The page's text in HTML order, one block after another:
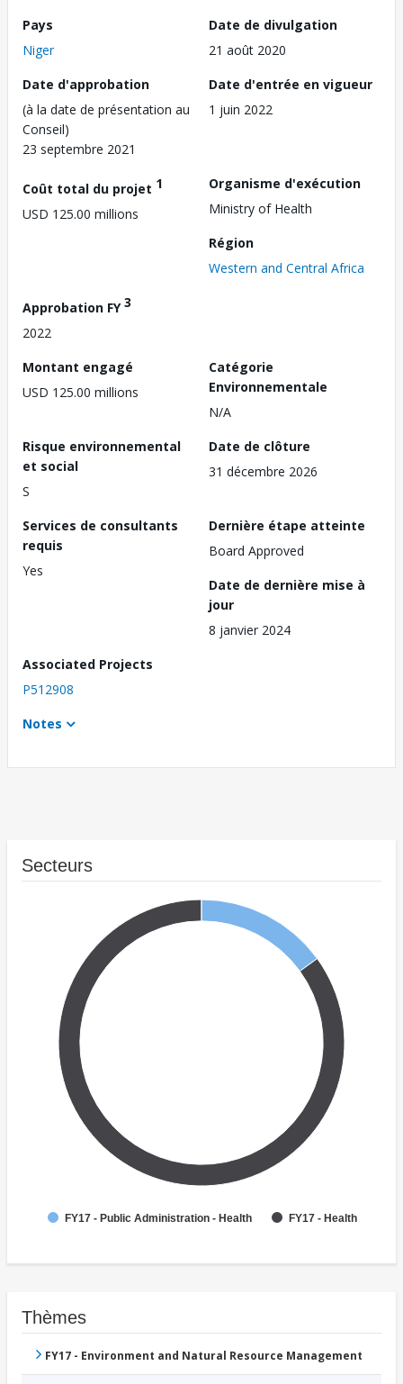
Pays
Niger
Date de divulgation
21 août 2020
Date d'approbation
(à la date de présentation au
Conseil)
23 septembre 2021
Date d'entrée en vigueur
1 juin 2022
Coût total du projet 1
USD 125.00 millions
Organisme d'exécution
Ministry of Health
Région
Western and Central Africa
Approbation FY3
2022
Montant engagé
USD 125.00 millions
Catégorie
Environnementale
N/A
Risque environnemental
et social
S
Date de clôture
31 décembre 2026
Services de consultants
requis
Yes
Dernière étape atteinte
Board Approved
Date de dernière mise à
jour
8 janvier 2024
Associated Projects
P512908
Notes
Secteurs
FY17 - Public Administration - Health FY17 - Health
Thèmes
FY17 - Environment and Natural Resource Management